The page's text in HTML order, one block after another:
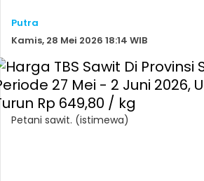
Putra
Kamis, 28 Mei 2026 18:14 WIB
Petani sawit. (istimewa)